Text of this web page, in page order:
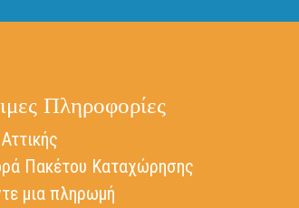
Πληροφορίες
Πακέτου Καταχώρησης
μια πληρωμή